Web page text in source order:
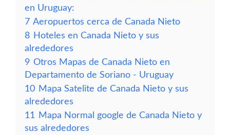
en Uruguay:
7 Aeropuertos cerca de Canada Nieto
8 Hoteles en Canada Nieto y sus
alrededores
9 Otros Mapas de Canada Nieto en
Departamento de Soriano - Uruguay
10 Mapa Satelite de Canada Nieto y sus
alrededores
11
Mapa Normal google de Canada Nieto y
sus alrededores